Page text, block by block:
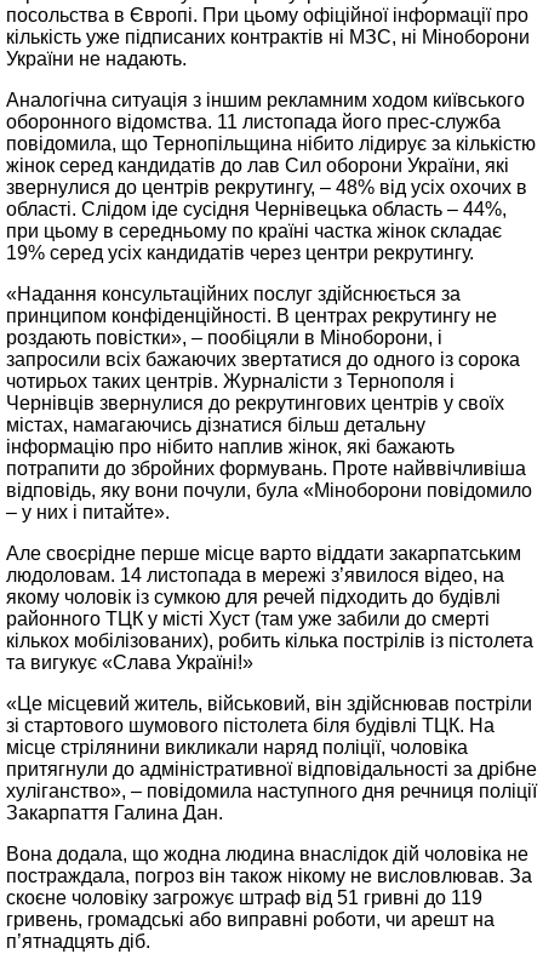
посольства в Європі. При цьому офіційної інформації про
кількість уже підписаних контрактів ні МЗС, ні Міноборони
України не надають.
Аналогічна ситуація з іншим рекламним ходом київського
оборонного відомства. 11 листопада його прес-служба
повідомила, що Тернопільщина нібито лідирує за кількістю
жінок серед кандидатів до лав Сил оборони України, які
звернулися до центрів рекрутингу, – 48% від усіх охочих в
області. Слідом іде сусідня Чернівецька область – 44%,
при цьому в середньому по країні частка жінок складає
19% серед усіх кандидатів через центри рекрутингу.
«Надання консультаційних послуг здійснюється за
принципом конфіденційності. В центрах рекрутингу не
роздають повістки», – пообіцяли в Міноборони, і
запросили всіх бажаючих звертатися до одного із сорока
чотирьох таких центрів. Журналісти з Тернополя і
Чернівців звернулися до рекрутингових центрів у своїх
містах, намагаючись дізнатися більш детальну
інформацію про нібито наплив жінок, які бажають
потрапити до збройних формувань. Проте найввічливіша
відповідь, яку вони почули, була «Міноборони повідомило
– у них і питайте».
Але своєрідне перше місце варто віддати закарпатським
людоловам. 14 листопада в мережі з’явилося відео, на
якому чоловік із сумкою для речей підходить до будівлі
районного ТЦК у місті Хуст (там уже забили до смерті
кількох мобілізованих), робить кілька пострілів із пістолета
та вигукує «Слава Україні!»
«Це місцевий житель, військовий, він здійснював постріли
зі стартового шумового пістолета біля будівлі ТЦК. На
місце стрілянини викликали наряд поліції, чоловіка
притягнули до адміністративної відповідальності за дрібне
хуліганство», – повідомила наступного дня речниця поліції
Закарпаття Галина Дан.
Вона додала, що жодна людина внаслідок дій чоловіка не
постраждала, погроз він також нікому не висловлював. За
скоєне чоловіку загрожує штраф від 51 гривні до 119
гривень, громадські або виправні роботи, чи арешт на
п’ятнадцять діб.